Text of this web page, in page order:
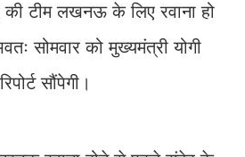
टीम लखनऊ के लिए रवाना हो
सोमवार को मुख्यमंत्री योगी
सौंपेगी।